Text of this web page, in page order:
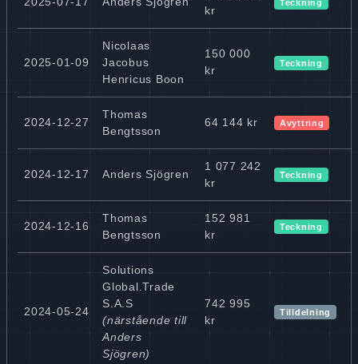
kr
Teckning
2025-01-09
Nicolaas
Jacobus
Henricus Boon
150 000
kr
Teckning
2024-12-27
Thomas
Bengtsson
64 144 kr Avyttring
2024-12-17 Anders Sjögren
1 077 242
kr
Teckning
2024-12-16
Thomas
Bengtsson
152 981
kr
Teckning
2024-05-24
Solutions
Global.Trade
S.A.S
(närstående till
Anders
Sjögren)
742 995
kr
Tilldelning